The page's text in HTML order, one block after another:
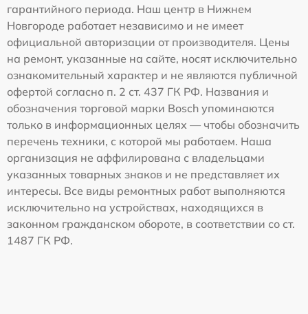
гарантийного периода. Наш центр в Нижнем
Новгороде работает независимо и не имеет
официальной авторизации от производителя. Цены
на ремонт, указанные на сайте, носят исключительно
ознакомительный характер и не являются публичной
офертой согласно п. 2 ст. 437 ГК РФ. Названия и
обозначения торговой марки Bosch упоминаются
только в информационных целях — чтобы обозначить
перечень техники, с которой мы работаем. Наша
организация не аффилирована с владельцами
указанных товарных знаков и не представляет их
интересы. Все виды ремонтных работ выполняются
исключительно на устройствах, находящихся в
законном гражданском обороте, в соответствии со ст.
1487 ГК РФ.